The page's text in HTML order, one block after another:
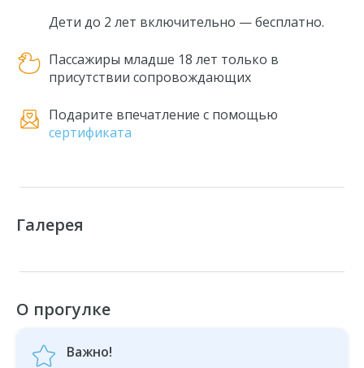
Дети до 2 лет включительно — бесплатно.
Пассажиры младше 18 лет только в
присутствии сопровождающих
Подарите впечатление с помощью
сертификата
О прогулке
Важно!
Галерея